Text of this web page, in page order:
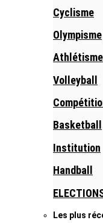
Cyclisme
Olympisme
Athlétisme
Volleyball
Basketball
Institution
Handball
Les plus